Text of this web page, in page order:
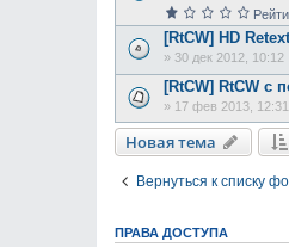
[RtCW] HD
» 30 дек 2012, 10:12
[RtCW] RtCW с
» 17 фев 2013, 12:31
Новая тема
Вернуться к списку
ПРАВА ДОСТУПА